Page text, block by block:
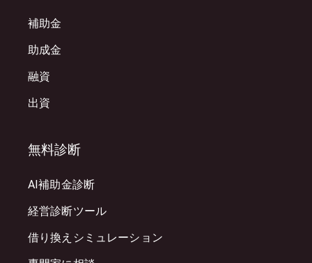
補助金
助成金
融資
出資
無料診断
AI補助金診断
経営診断ツール
借り換えシミュレーション